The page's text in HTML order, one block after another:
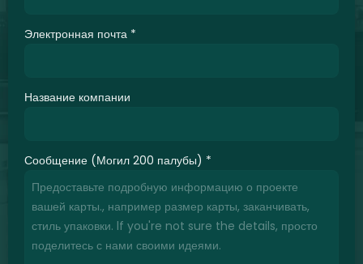
Электронная почта *
Название компании
Сообщение (Могил 200 палубы) *